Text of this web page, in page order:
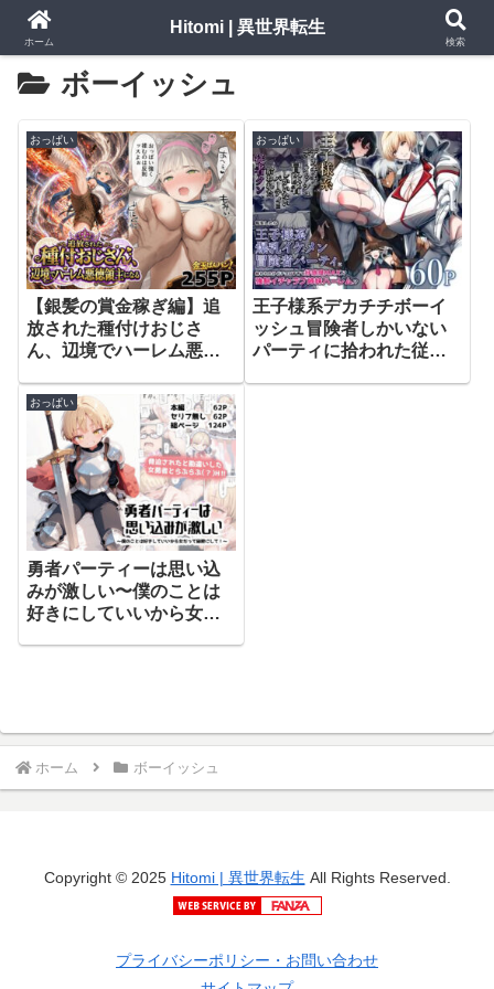
ボーイッシュ
おっぱい
【銀髪の賞金稼ぎ編】追
放された種付けおじさ
ん、辺境でハーレム悪徳
種付けおじさんじゃない
とヌケないんだ
が・・・】
おっぱい
王子様系デカチチボーイ
ッシュ冒険者しかいない
パーティに拾われた従者
おっぱい
勇者パーティーは思い込
みが激しい〜僕のことは
好きにしていいから女だ
ホーム ボーイッシュ
Copyright © 2025 Hitomi | 異世界転生 All Rights Reserved.
プライバシーポリシー・お問い合わせ
ホーム
Hitomi | 異世界転生
検索